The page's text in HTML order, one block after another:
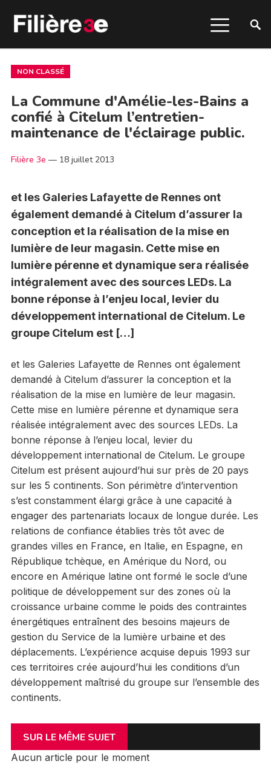
NON CLASSÉ
La Commune d'Amélie-les-Bains a
confié à Citelum l’entretien-
maintenance de l'éclairage public.
Filière 3e — 18 juillet 2013
et les Galeries Lafayette de Rennes ont
également demandé à Citelum d’assurer la
conception et la réalisation de la mise en
lumière de leur magasin. Cette mise en
lumière pérenne et dynamique sera réalisée
intégralement avec des sources LEDs. La
bonne réponse à l’enjeu local, levier du
développement international de Citelum. Le
groupe Citelum est […]
et les Galeries Lafayette de Rennes ont également
demandé à Citelum d’assurer la conception et la
réalisation de la mise en lumière de leur magasin.
Cette mise en lumière pérenne et dynamique sera
réalisée intégralement avec des sources LEDs. La
bonne réponse à l’enjeu local, levier du
développement international de Citelum. Le groupe
Citelum est présent aujourd’hui sur près de 20 pays
sur les 5 continents. Son périmètre d’intervention
s’est constamment élargi grâce à une capacité à
engager des partenariats locaux de longue durée. Les
relations de confiance établies très tôt avec de
grandes villes en France, en Italie, en Espagne, en
République tchèque, en Amérique du Nord, ou
encore en Amérique latine ont formé le socle d’une
politique de développement sur des zones où la
croissance urbaine comme le poids des contraintes
énergétiques entraînent des besoins majeurs de
gestion du Service de la lumière urbaine et des
déplacements. L’expérience acquise depuis 1993 sur
ces territoires crée aujourd’hui les conditions d’un
développement maîtrisé du groupe sur l’ensemble des
continents.
SUR LE MÊME SUJET
Aucun article pour le moment